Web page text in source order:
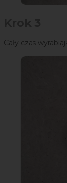
Cały czas